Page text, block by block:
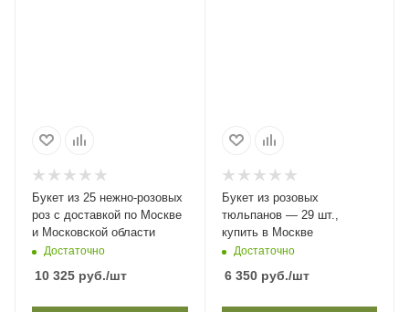
Букет из 25 нежно‑розовых
роз с доставкой по Москве
и Московской области
Достаточно
10 325 руб./шт
Букет из розовых
тюльпанов — 29 шт.,
купить в Москве
Достаточно
6 350руб./шт